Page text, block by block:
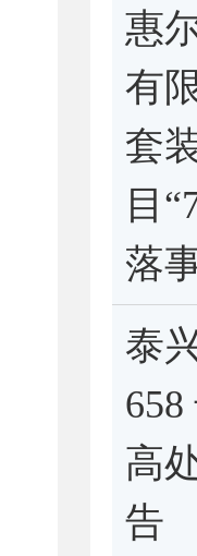
惠
有
套
目
落
泰
658
高
告